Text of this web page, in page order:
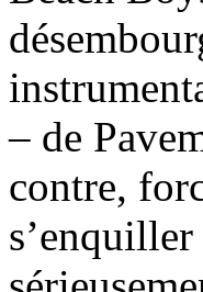
– de
contre,